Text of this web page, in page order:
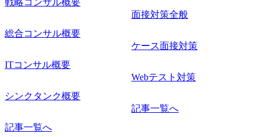
総合コンサル概要
ITコンサル概要
シンクタンク概要
記事一覧へ
面接対策全般
ケース面接対策
Webテスト対策
記事一覧へ